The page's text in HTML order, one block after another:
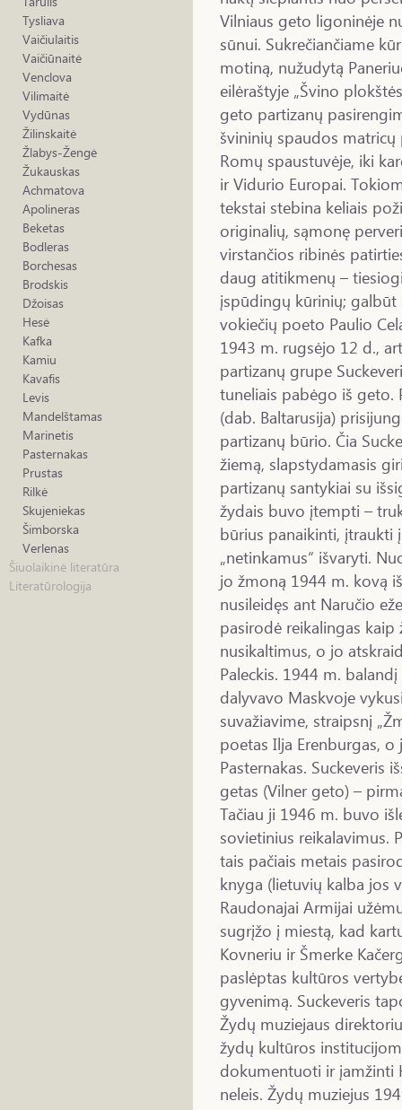
Tysliava
Vaičiulaitis
Vaičiūnaitė
Venclova
Vilimaitė
Vydūnas
Žilinskaitė
Žlabys-Žengė
Žukauskas
Achmatova
Apolineras
Beketas
Bodleras
Borchesas
Brodskis
Džoisas
Hesė
Kafka
Kamiu
Kavafis
Levis
Mandelštamas
Marinetis
Pasternakas
Prustas
Rilkė
Skujeniekas
Šimborska
Verlenas
Šiuolaikinė literatūra
Literatūrologija
Vilniaus geto ligoninėje
sūnui. Sukrečiančiame
motiną, nužudytą
eilėraštyje „Švino
geto partizanų
švininių spaudos
Romų spaustuvėje, iki
ir Vidurio Europai.
tekstai stebina keliais
originalių, sąmonę
virstančios ribinės
daug atitikmenų –
įspūdingų kūrinių;
vokiečių poeto Paulio
1943 m. rugsėjo 12 d.,
partizanų grupe
tuneliais pabėgo iš geto.
(dab. Baltarusija)
partizanų būrio. Čia
žiemą, slapstydamasis
partizanų santykiai su
žydais buvo įtempti –
būrius panaikinti, įtraukti
„netinkamus“ išvaryti.
jo žmoną 1944 m. kovą
nusileidęs ant Naručio
pasirodė reikalingas
nusikaltimus, o jo
Paleckis. 1944 m.
dalyvavo Maskvoje
suvažiavime, straipsnį
poetas Ilja Erenburgas, o
Pasternakas. Suckeveris
getas (Vilner geto) –
Tačiau ji 1946 m. buvo
sovietinius reikalavimus.
tais pačiais metais
knyga (lietuvių kalba jos
Raudonajai Armijai
sugrįžo į miestą, kad
Kovneriu ir Šmerke
paslėptas kultūros
gyvenimą. Suckeveris
Žydų muziejaus
žydų kultūros
dokumentuoti ir įamžinti
neleis. Žydų muziejus